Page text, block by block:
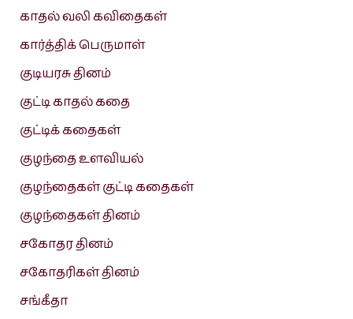
காதல் வலி கவிதைகள்
கார்த்திக் பெருமாள்
குடியரசு தினம்
குட்டி காதல் கதை
குட்டிக் கதைகள்
குழந்தை உளவியல்
குழந்தைகள் குட்டி கதைகள்
குழந்தைகள் தினம்
சகோதர தினம்
சகோதரிகள் தினம்
சங்கீதா